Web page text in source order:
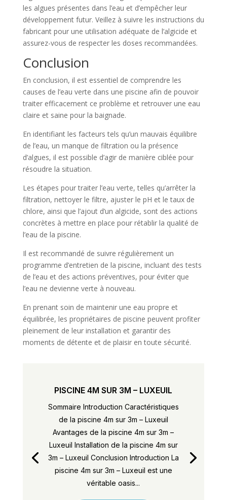
les algues présentes dans l’eau et d’empêcher leur
développement futur. Veillez à suivre les instructions du
fabricant pour une utilisation adéquate de l’algicide et
assurez-vous de respecter les doses recommandées.
Conclusion
En conclusion, il est essentiel de comprendre les
causes de l’eau verte dans une piscine afin de pouvoir
traiter efficacement ce problème et retrouver une eau
claire et saine pour la baignade.
En identifiant les facteurs tels qu’un mauvais équilibre
de l’eau, un manque de filtration ou la présence
d’algues, il est possible d’agir de manière ciblée pour
résoudre la situation.
Les étapes pour traiter l’eau verte, telles qu’arrêter la
filtration, nettoyer le filtre, ajuster le pH et le taux de
chlore, ainsi que l’ajout d’un algicide, sont des actions
concrètes à mettre en place pour rétablir la qualité de
l’eau de la piscine.
Il est recommandé de suivre régulièrement un
programme d’entretien de la piscine, incluant des tests
de l’eau et des actions préventives, pour éviter que
l’eau ne devienne verte à nouveau.
En prenant soin de maintenir une eau propre et
équilibrée, les propriétaires de piscine peuvent profiter
pleinement de leur installation et garantir des
moments de détente et de plaisir en toute sécurité.
PISCINE 4M SUR 3M – LUXEUIL
Sommaire Introduction Caractéristiques
de la piscine 4m sur 3m – Luxeuil
Avantages de la piscine 4m sur 3m –
Luxeuil Installation de la piscine 4m sur
3m – Luxeuil Conclusion Introduction La
piscine 4m sur 3m – Luxeuil est une
véritable oasis...